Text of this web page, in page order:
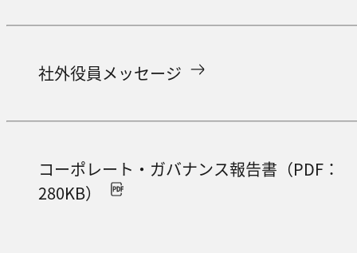
社外役員メッセージ
コーポレート・ガバナンス報告書（PDF：
280KB）